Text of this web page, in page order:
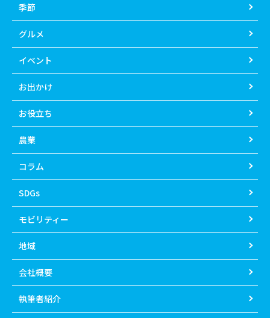
季節
グルメ
イベント
お出かけ
お役立ち
農業
コラム
SDGs
モビリティー
地域
会社概要
執筆者紹介